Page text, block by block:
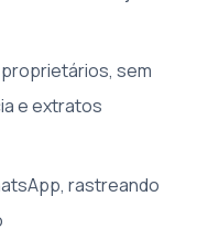
sem
e extratos
rastreando